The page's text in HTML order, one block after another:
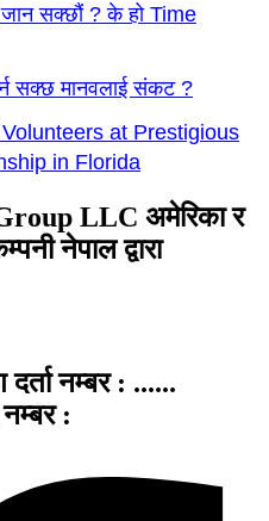
जान सक्छौं ? के हो Time
सक्छ मानवलाई संकट ?
at Prestigious
in Florida
LLC अमेरिका र
नेपाल द्वारा
नम्बर : ......
: